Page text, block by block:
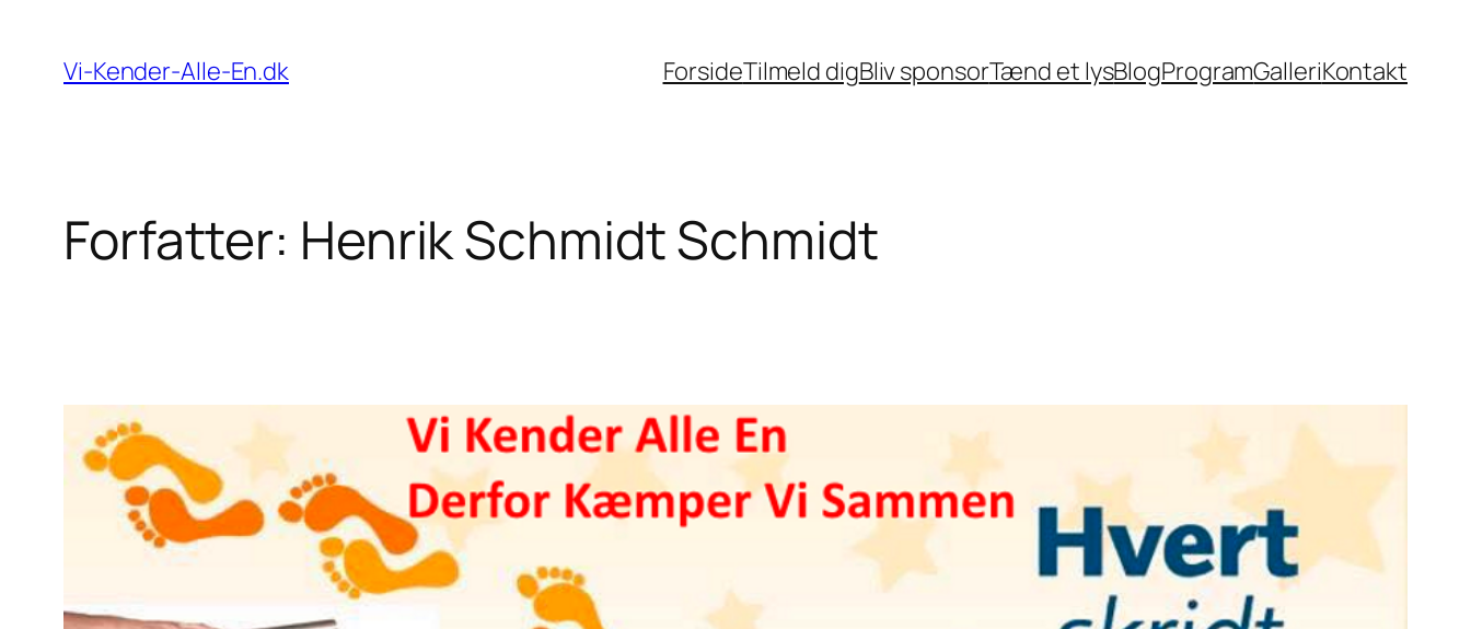
indhold
Vi-Kender-Alle-En.dk ForsideTilmeld digBliv sponsorTænd et lysBlogProgramGalleriKontakt
Forfatter: Henrik Schmidt Schmidt